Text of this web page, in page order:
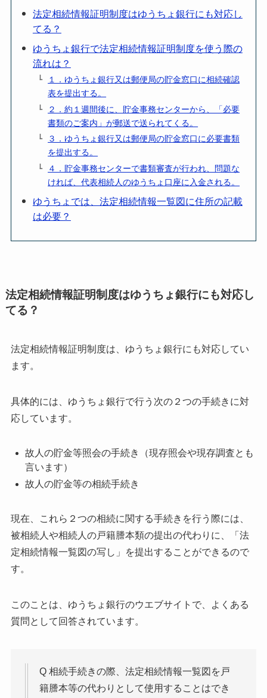
法定相続情報証明制度はゆうちょ銀行にも対応し
てる？
ゆうちょ銀行で法定相続情報証明制度を使う際の
流れは？
１．ゆうちょ銀行又は郵便局の貯金窓口に相続確認
表を提出する。
２．約１週間後に、貯金事務センターから、「必要
書類のご案内」が郵送で送られてくる。
３．ゆうちょ銀行又は郵便局の貯金窓口に必要書類
を提出する。
４．貯金事務センターで書類審査が行われ、問題な
ければ、代表相続人のゆうちょ口座に入金される。
ゆうちょでは、法定相続情報一覧図に住所の記載
は必要？
法定相続情報証明制度はゆうちょ銀行にも対応し
てる？
法定相続情報証明制度は、ゆうちょ銀行にも対応してい
ます。
具体的には、ゆうちょ銀行で行う次の２つの手続きに対
応しています。
故人の貯金等照会の手続き（現存照会や現存調査とも
言います）
故人の貯金等の相続手続き
現在、これら２つの相続に関する手続きを行う際には、
被相続人や相続人の戸籍謄本類の提出の代わりに、
「法
定相続情報一覧図の写し」を提出することができるので
す。
このことは、ゆうちょ銀行のウエブサイトで、
よくある
質問として回答されています。
Q 相続手続きの際、法定相続情報一覧図を戸
籍謄本等の代わりとして使用することはでき